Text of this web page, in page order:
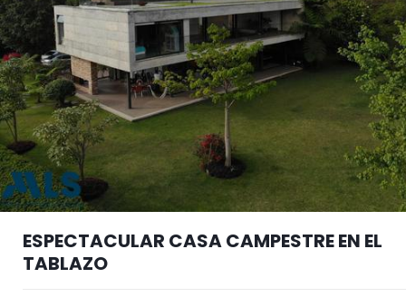
ESPECTACULAR CASA CAMPESTRE EN EL
TABLAZO